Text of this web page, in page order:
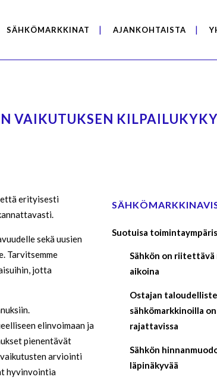
SÄHKÖMARKKINAT AJANKOHTAISTA
VAIKUTUKSEN
että erityisesti
sekä uusien
Tarvitsemme
jotta
elinvoimaan ja
pienentävät
arviointi
hyvinvointia
Suotuisa
Sähkön on
aikoina
Ostajan
sähkömarkkinoilla
rajattavissa
Sähkön
läpinäkyvää